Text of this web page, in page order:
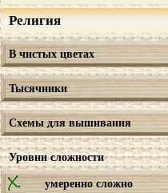
Религия
В чистых цветах
Тысячники
Схемы для вышивания
Уровни сложности
умеренно сложно